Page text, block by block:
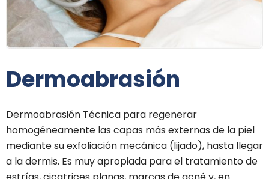
Dermoabrasión
Dermoabrasión Técnica para regenerar
homogéneamente las capas más externas de la piel
mediante su exfoliación mecánica (lijado), hasta llegar
a la dermis. Es muy apropiada para el tratamiento de